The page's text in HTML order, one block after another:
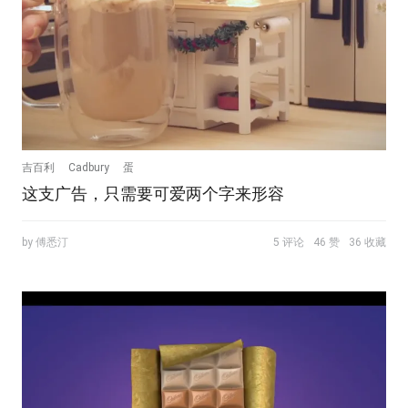
吉百利 Cadbury 蛋
这支广告，只需要可爱两个字来形容
by 傅悉汀 5 评论 46 赞 36 收藏